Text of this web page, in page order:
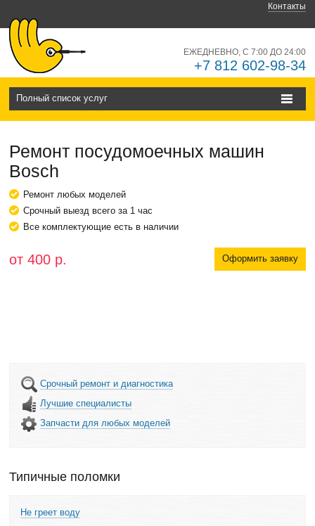
Контакты
ЕЖЕДНЕВНО, С 7:00 ДО 24:00
+7 812 602-98-34
Полный список услуг
Ремонт посудомоечных машин
Bosch
Ремонт любых моделей
Срочный выезд всего за 1 час
Все комплектующие есть в наличии
от 400 р. Оформить заявку
Срочный ремонт и диагностика
Лучшие специалисты
Запчасти для любых моделей
Типичные поломки
Не греет воду